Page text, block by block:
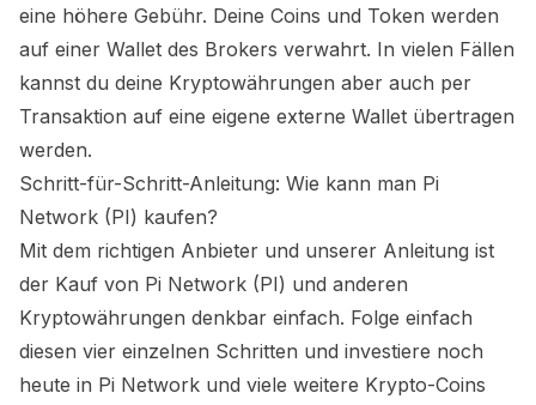
eine höhere Gebühr. Deine Coins und Token werden
auf einer Wallet des Brokers verwahrt. In vielen Fällen
kannst du deine Kryptowährungen aber auch per
Transaktion auf eine eigene externe Wallet übertragen
werden.
Schritt-für-Schritt-Anleitung: Wie kann man Pi
Network (PI) kaufen?
Mit dem richtigen Anbieter und unserer Anleitung ist
der Kauf von Pi Network (PI) und anderen
Kryptowährungen denkbar einfach. Folge einfach
diesen vier einzelnen Schritten und investiere noch
heute in Pi Network und viele weitere Krypto-Coins